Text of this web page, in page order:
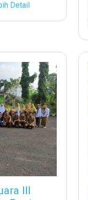
Detail
III